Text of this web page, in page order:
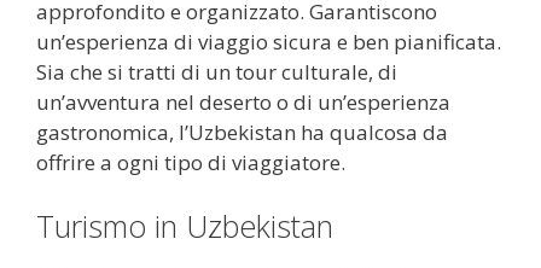
approfondito e organizzato. Garantiscono
un’esperienza di viaggio sicura e ben pianificata.
Sia che si tratti di un tour culturale, di
un’avventura nel deserto o di un’esperienza
gastronomica, l’Uzbekistan ha qualcosa da
offrire a ogni tipo di viaggiatore.
Turismo in Uzbekistan